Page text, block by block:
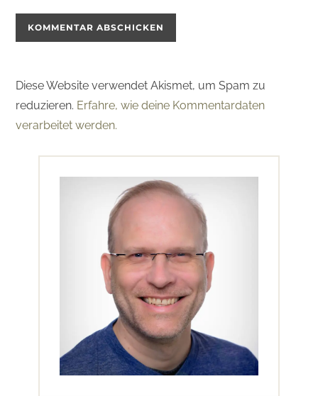
Diese Website verwendet Akismet, um Spam zu
reduzieren. Erfahre, wie deine Kommentardaten
verarbeitet werden.